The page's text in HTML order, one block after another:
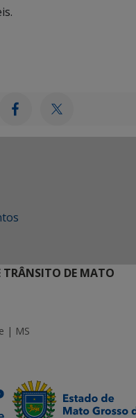
TRÂNSITO DE MATO
| MS